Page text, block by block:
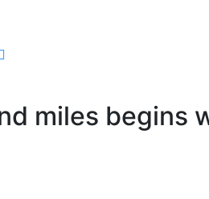
miles begins